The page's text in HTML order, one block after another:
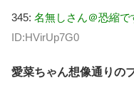
345: 名無しさん＠恐縮で
ID:HVirUp7G0
愛菜ちゃん想像通りの